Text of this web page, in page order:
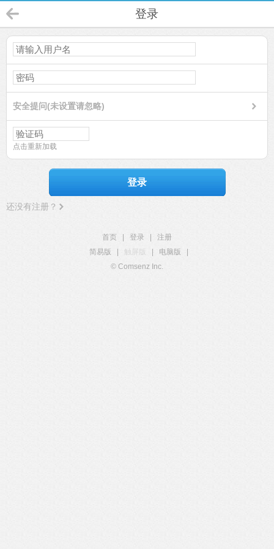
登录
安全提问(未设置请忽略)
点击重新加载
登录
还没有注册？
首页 登录
注册
简易版
触屏版 电脑版
© Comsenz Inc.